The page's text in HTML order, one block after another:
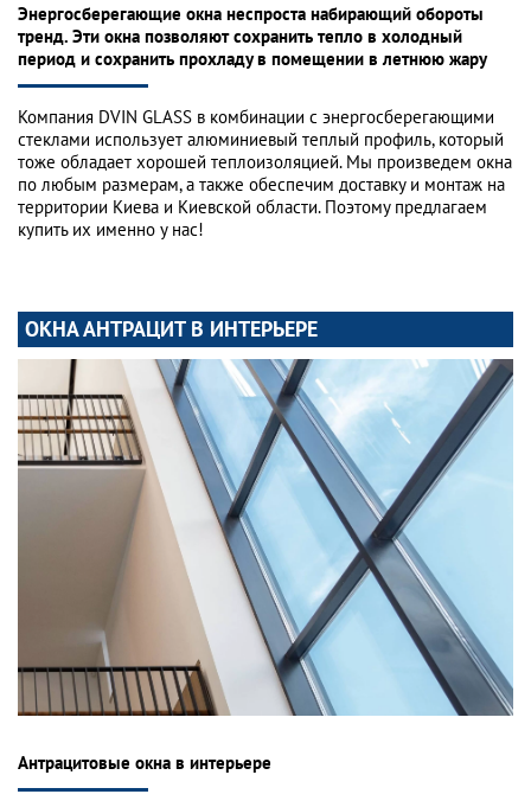
Энергосберегающие окна неспроста набирающий обороты
тренд. Эти окна позволяют сохранить тепло в холодный
период и сохранить прохладу в помещении в летнюю жару
Компания DVIN GLASS в комбинации с энергосберегающими
стеклами использует алюминиевый теплый профиль, который
тоже обладает хорошей теплоизоляцией. Мы произведем окна
по любым размерам, а также обеспечим доставку и монтаж на
территории Киева и Киевской области. Поэтому предлагаем
купить их именно у нас!
ОКНА АНТРАЦИТ В ИНТЕРЬЕРЕ
Антрацитовые окна в интерьере